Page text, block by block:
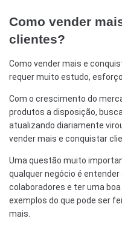
Como vender
clientes?
Como vender mais e
requer muito estudo,
Com o crescimento do
produtos a disposição,
atualizando diariamente
vender mais e conquistar
Uma questão muito
qualquer negócio é
colaboradores e ter uma
exemplos do que pode ser
mais.